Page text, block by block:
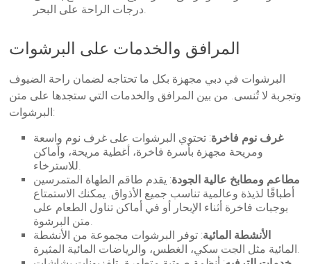
درجات الراحة على البحر.
المرافق والخدمات على البرشوات
البرشوات في دبي مجهزة بكل ما تحتاجه لضمان راحة الضيوف
وتجربة لا تُنسى. من بين المرافق والخدمات التي ستجدها على متن
البرشوات:
غرف نوم فاخرة: تحتوي البرشوات على غرف نوم واسعة
ومريحة مجهزة بأسرة فاخرة، أغطية مريحة، وأماكن
للاسترخاء.
مطاعم ومطابخ عالية الجودة: يقدم طاقم الطهاة المتمرسين
أطباقًا لذيذة وعالمية تناسب جميع الأذواق. يمكنك الاستمتاع
بوجبات فاخرة أثناء الإبحار أو في أماكن تناول الطعام على
متن البرشوة.
الأنشطة المائية: توفر البرشوات مجموعة من الأنشطة
المائية مثل الجت سكي، الغطس، والرياضات المائية المثيرة.